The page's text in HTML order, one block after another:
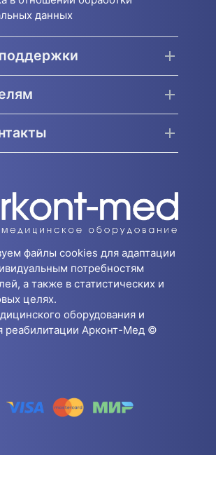
данных
файлы cookies для адаптации
потребностям
а также в статистических и
целях.
оборудования и
реабилитации Арконт-Мед ©